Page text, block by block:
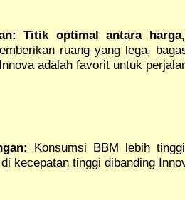
Titik optimal antara
ruang yang lega,
adalah favorit untuk
Konsumsi BBM lebih
kecepatan tinggi dibanding